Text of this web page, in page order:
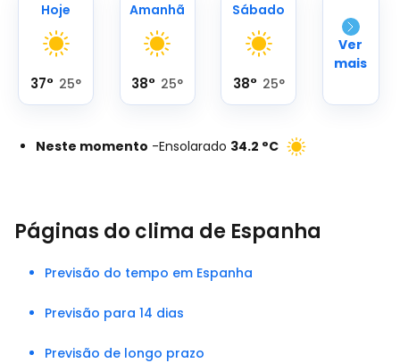
Hoje
37° 25°
Amanhã
38° 25°
Sábado
38° 25°
Ver
mais
Neste momento -Ensolarado 34.2 °C
Páginas do clima de Espanha
Previsão do tempo em Espanha
Previsão para 14 dias
Previsão de longo prazo